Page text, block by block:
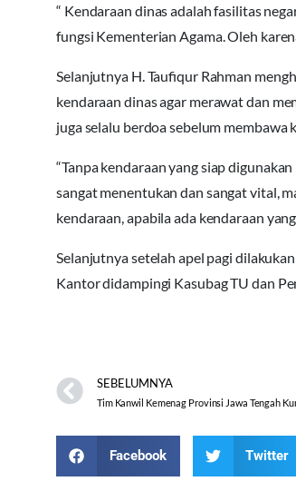
“ Kendaraan dinas adalah fasilitas
fungsi Kementerian Agama. Oleh
Selanjutnya H. Taufiqur Rahman
kendaraan dinas agar merawat dan
juga selalu berdoa sebelum membawa
“Tanpa kendaraan yang siap
sangat menentukan dan sangat vital,
kendaraan, apabila ada kendaraan
Selanjutnya setelah apel pagi
Kantor didampingi Kasubag TU dan
SEBELUMNYA
Facebook Twitter